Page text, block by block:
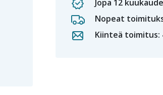
Jopa 12
Nopeat
Kiinteä toimitus: